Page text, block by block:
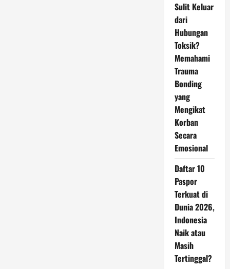
Sulit Keluar
dari
Hubungan
Toksik?
Memahami
Trauma
Bonding
yang
Mengikat
Korban
Secara
Emosional
Daftar 10
Paspor
Terkuat di
Dunia 2026,
Indonesia
Naik atau
Masih
Tertinggal?